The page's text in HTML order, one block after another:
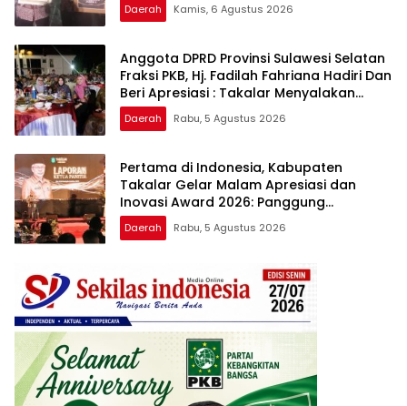
Daerah Kamis, 6 Agustus 2026
Anggota DPRD Provinsi Sulawesi Selatan
Fraksi PKB, Hj. Fadilah Fahriana Hadiri Dan
Beri Apresiasi : Takalar Menyalakan
Lentera Pengabdian Melalui Malam
Apresiasi dan Inovasi Award 2026
Daerah Rabu, 5 Agustus 2026
Pertama di Indonesia, Kabupaten
Takalar Gelar Malam Apresiasi dan
Inovasi Award 2026: Panggung
Penghargaan bagi Pelayan Publik
Berprestasi
Daerah Rabu, 5 Agustus 2026